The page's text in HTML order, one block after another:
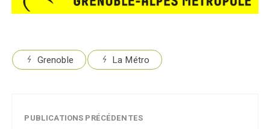
Grenoble La Métro
PUBLICATIONS PRÉCÉDENTES